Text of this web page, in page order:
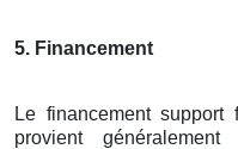
5. Financement
Le financement
provient